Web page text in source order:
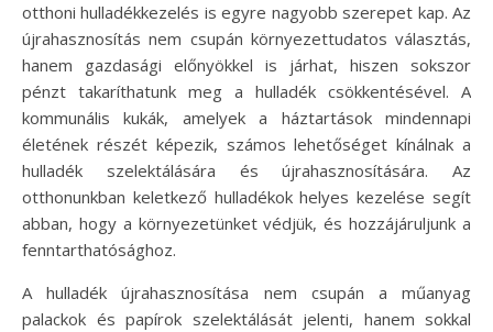
otthoni hulladékkezelés is egyre nagyobb szerepet kap. Az
újrahasznosítás nem csupán környezettudatos választás,
hanem gazdasági előnyökkel is járhat, hiszen sokszor
pénzt takaríthatunk meg a hulladék csökkentésével. A
kommunális kukák, amelyek a háztartások mindennapi
életének részét képezik, számos lehetőséget kínálnak a
hulladék szelektálására és újrahasznosítására. Az
otthonunkban keletkező hulladékok helyes kezelése segít
abban, hogy a környezetünket védjük, és hozzájáruljunk a
fenntarthatósághoz.
A hulladék újrahasznosítása nem csupán a műanyag
palackok és papírok szelektálását jelenti, hanem sokkal